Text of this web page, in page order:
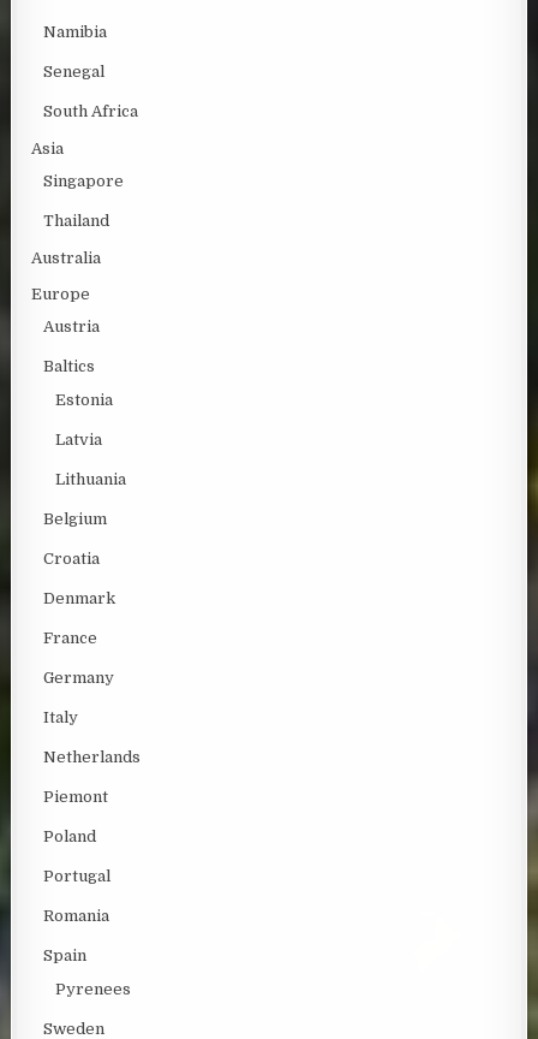
Namibia
Senegal
South Africa
Asia
Singapore
Thailand
Australia
Europe
Austria
Baltics
Estonia
Latvia
Lithuania
Belgium
Croatia
Denmark
France
Germany
Italy
Netherlands
Piemont
Poland
Portugal
Romania
Spain
Pyrenees
Sweden